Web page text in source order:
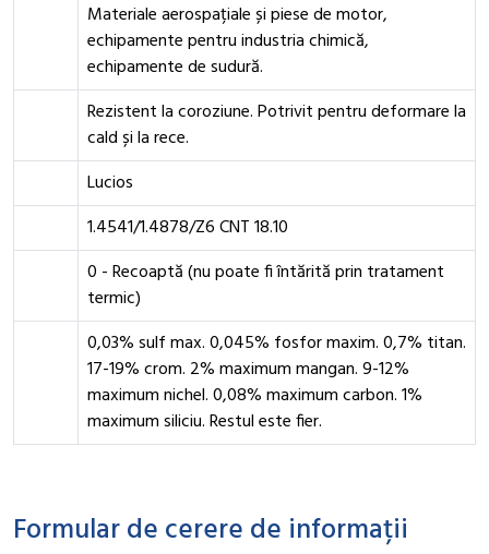
Materiale aerospațiale și piese de motor,
echipamente pentru industria chimică,
echipamente de sudură.
Rezistent la coroziune. Potrivit pentru deformare la
cald și la rece.
Lucios
1.4541/1.4878/Z6 CNT 18.10
0 - Recoaptă (nu poate fi întărită prin tratament
termic)
0,03% sulf max. 0,045% fosfor maxim. 0,7% titan.
17-19% crom. 2% maximum mangan. 9-12%
maximum nichel. 0,08% maximum carbon. 1%
maximum siliciu. Restul este fier.
Formular de cerere de informații